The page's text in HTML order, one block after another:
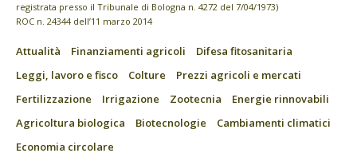
registrata presso il Tribunale di Bologna n. 4272 del 7/04/1973)
ROC n. 24344 dell’11 marzo 2014
Attualità Finanziamenti agricoli
Difesa fitosanitaria
Leggi, lavoro e fisco
Colture
Prezzi agricoli e mercati
Fertilizzazione
Irrigazione Zootecnia
Energie rinnovabili
Agricoltura biologica
Biotecnologie
Cambiamenti climatici
Economia circolare